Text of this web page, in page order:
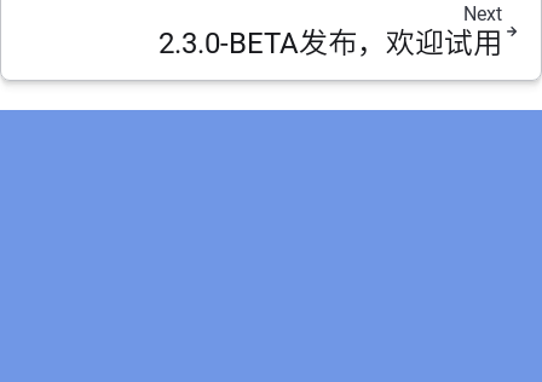
Next
2.3.0-BETA发布，欢迎试用